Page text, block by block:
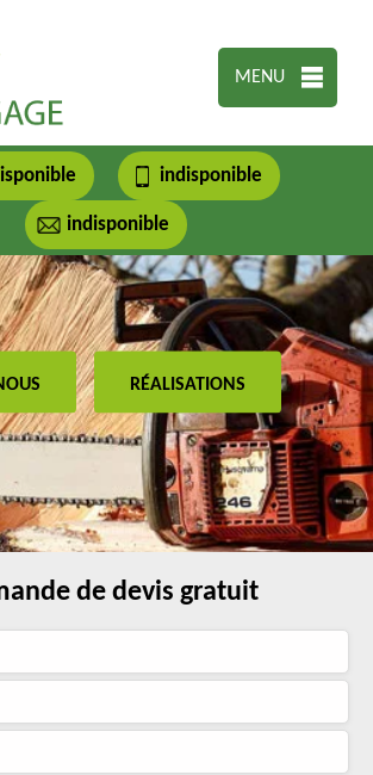
MENU
indisponible
indisponible
RÉALISATIONS
de devis gratuit